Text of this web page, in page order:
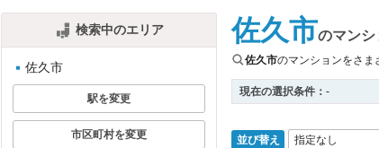
検索中のエリア
佐久市
駅を変更
市区町村を変更
佐久市のマンシ
佐久市のマンションをさま
現在の選択条件： -
並び替え